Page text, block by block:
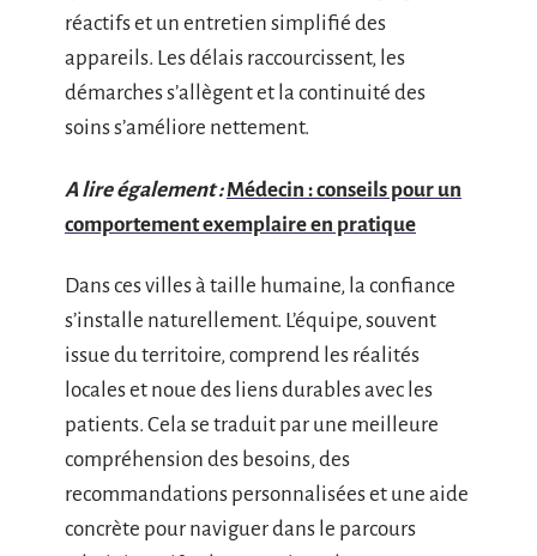
réactifs et un entretien simplifié des
appareils. Les délais raccourcissent, les
démarches s’allègent et la continuité des
soins s’améliore nettement.
A lire également : Médecin : conseils pour un
comportement exemplaire en pratique
Dans ces villes à taille humaine, la confiance
s’installe naturellement. L’équipe, souvent
issue du territoire, comprend les réalités
locales et noue des liens durables avec les
patients. Cela se traduit par une meilleure
compréhension des besoins, des
recommandations personnalisées et une aide
concrète pour naviguer dans le parcours